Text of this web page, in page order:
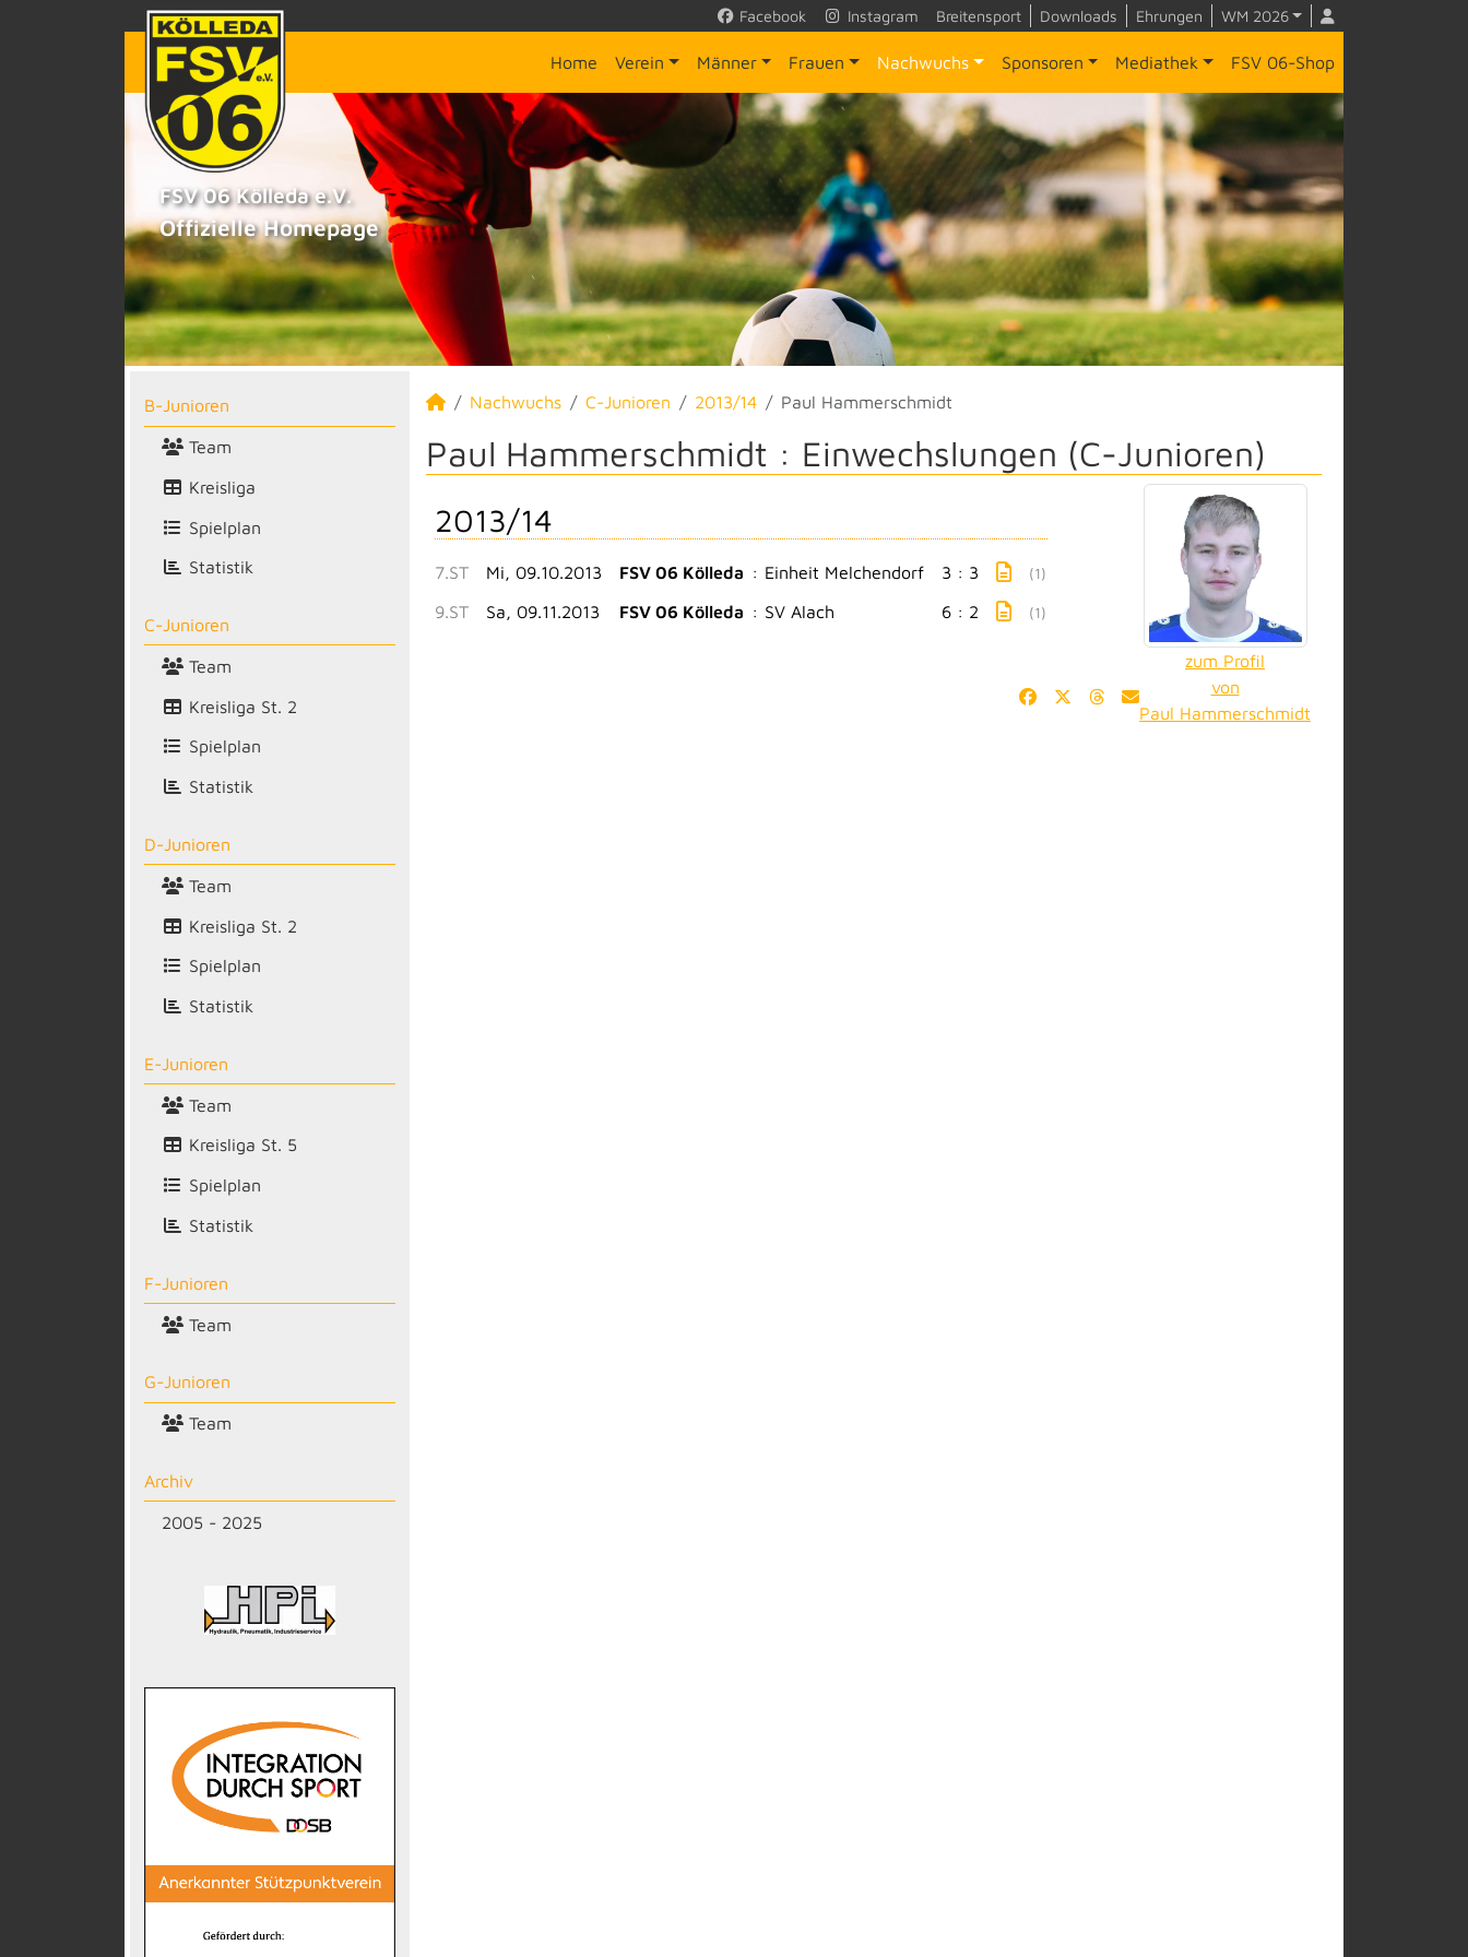
Facebook Instagram Breitensport Downloads Ehrungen WM 2026
Home Verein Männer Frauen Nachwuchs Sponsoren Mediathek FSV 06-Shop
FSV 06 Kölleda e.V.
Offizielle Homepage
B-Junioren
Team
Kreisliga
Spielplan
Statistik
C-Junioren
Team
Kreisliga St. 2
Spielplan
Statistik
D-Junioren
Team
Kreisliga St. 2
Spielplan
Statistik
E-Junioren
Team
Kreisliga St. 5
Spielplan
Statistik
F-Junioren
Team
G-Junioren
Team
Archiv
2005 - 2025
Nachwuchs C-Junioren 2013/14 Paul Hammerschmidt
Paul Hammerschmidt : Einwechslungen (C-Junioren)
zum Profil
von
Paul Hammerschmidt
2013/14
7.ST Mi, 09.10.2013 FSV 06 Kölleda : Einheit Melchendorf 3 : 3 (1)
9.ST Sa, 09.11.2013 FSV 06 Kölleda : SV Alach 6 : 2 (1)